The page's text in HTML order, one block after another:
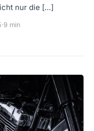
nur die […]
·9 min